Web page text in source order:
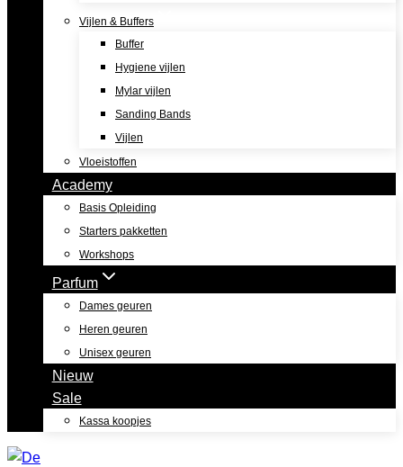
Vijlen & Buffers
Buffer
Hygiene vijlen
Mylar vijlen
Sanding Bands
Vijlen
Vloeistoffen
Academy
Basis Opleiding
Starters pakketten
Workshops
Parfum
Dames geuren
Heren geuren
Unisex geuren
Nieuw
Sale
Kassa koopjes